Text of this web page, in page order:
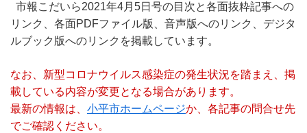
市報こだいら2021年4月5日号の目次と各面抜粋記事への
リンク、各面PDFファイル版、音声版へのリンク、デジタ
ルブック版へのリンクを掲載しています。
なお、新型コロナウイルス感染症の発生状況を踏まえ、掲
載している内容が変更となる場合があります。
最新の情報は、 小平市ホームページか、各記事の問合せ先
でご確認ください。